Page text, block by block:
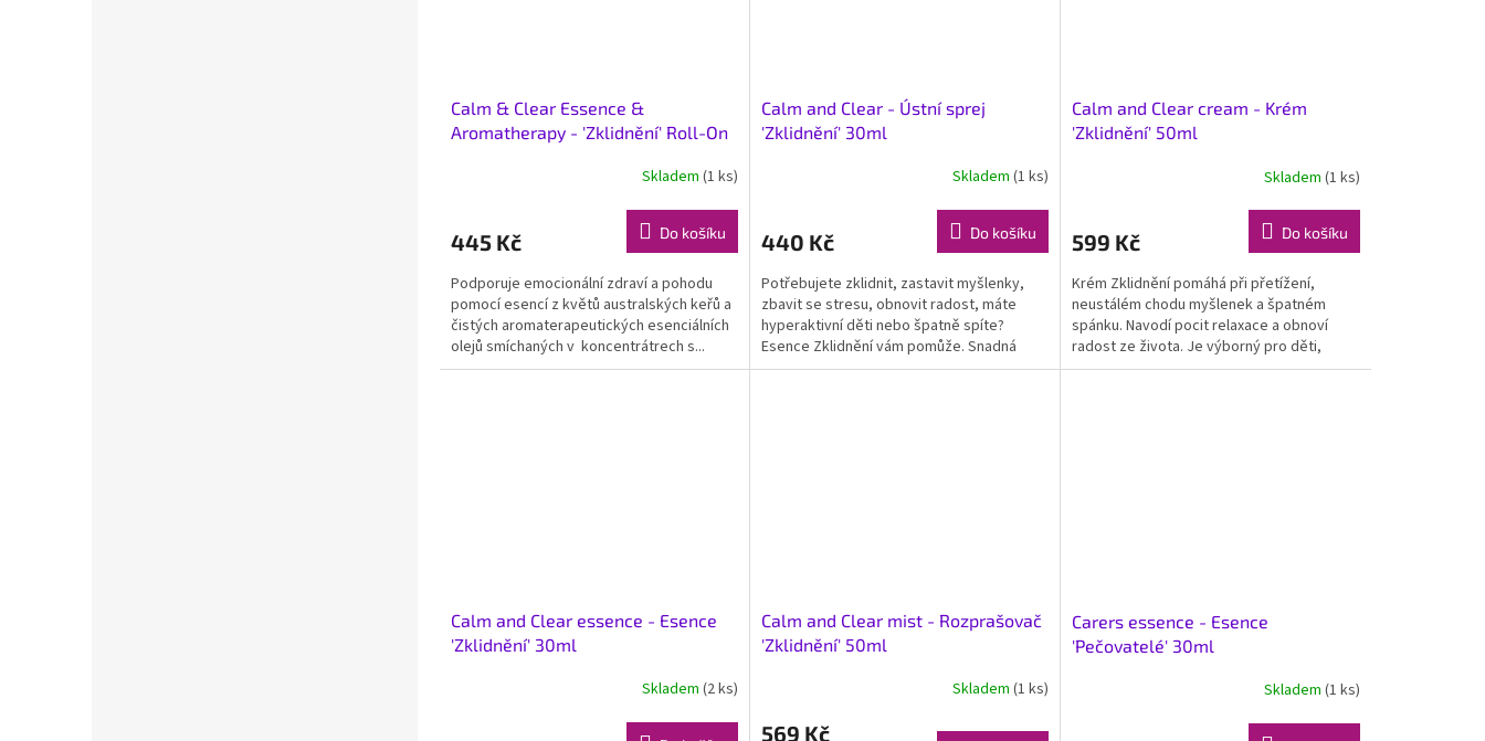
Calm & Clear Essence &
Aromatherapy - 'Zklidnění' Roll-On
Skladem (1 ks)
445 Kč Do košíku
Podporuje emocionální zdraví a pohodu
pomocí esencí z květů australských keřů a
čistých aromaterapeutických esenciálních
olejů smíchaných v koncentrátrech s...
Calm and Clear - Ústní sprej
'Zklidnění' 30ml
Skladem (1 ks)
440 Kč Do košíku
Potřebujete zklidnit, zastavit myšlenky,
zbavit se stresu, obnovit radost, máte
hyperaktivní děti nebo špatně spíte?
Esence Zklidnění vám pomůže. Snadná
aplikace, stačí 3...
Calm and Clear cream - Krém
'Zklidnění' 50ml
Skladem (1 ks)
599 Kč Do košíku
Krém Zklidnění pomáhá při přetížení,
neustálém chodu myšlenek a špatném
spánku. Navodí pocit relaxace a obnoví
radost ze života. Je výborný pro děti,
které jsou příliš aktivní a...
Calm and Clear essence - Esence
'Zklidnění' 30ml
Skladem (2 ks)
Calm and Clear mist - Rozprašovač
'Zklidnění' 50ml
Skladem (1 ks)
569 Kč
Carers essence - Esence
'Pečovatelé' 30ml
Skladem (1 ks)